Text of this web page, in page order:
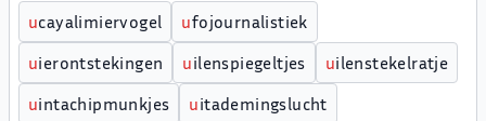
ucayalimiervogel ufojournalistiek
uierontstekingen uilenspiegeltjes uilenstekelratje
uintachipmunkjes uitademingslucht